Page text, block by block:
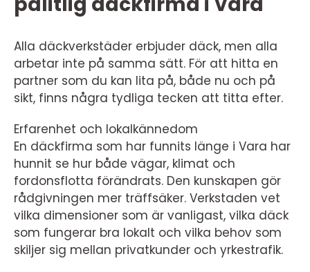
Alla däckverkstäder erbjuder däck, men alla
arbetar inte på samma sätt. För att hitta en
partner som du kan lita på, både nu och på
sikt, finns några tydliga tecken att titta efter.
Erfarenhet och lokalkännedom
En däckfirma som har funnits länge i Vara har
hunnit se hur både vägar, klimat och
fordonsflotta förändrats. Den kunskapen gör
rådgivningen mer träffsäker. Verkstaden vet
vilka dimensioner som är vanligast, vilka däck
som fungerar bra lokalt och vilka behov som
skiljer sig mellan privatkunder och yrkestrafik.